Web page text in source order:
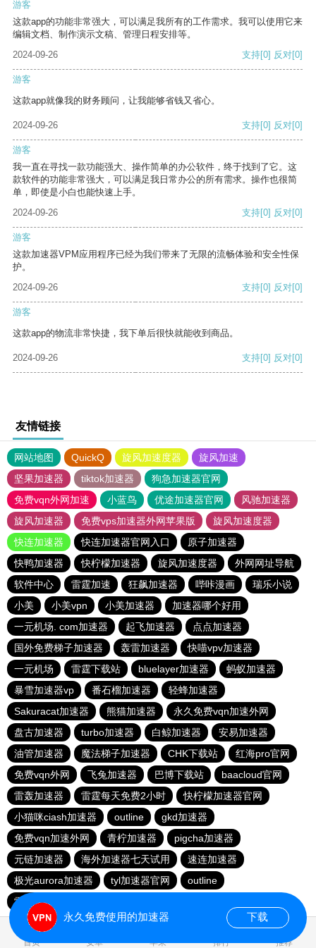
游客
这款app的功能非常强大，可以满足我所有的工作需求。我可以使用它来
编辑文档、制作演示文稿、管理日程安排等。
2024-09-26
支持[0] 反对[0]
游客
这款app就像我的财务顾问，让我能够省钱又省心。
2024-09-26 支持[0] 反对[0]
游客
我一直在寻找一款功能强大、操作简单的办公软件，终于找到了它。这
款软件的功能非常强大，可以满足我日常办公的所有需求。操作也很简
单，即使是小白也能快速上手。
2024-09-26
支持[0] 反对[0]
游客
这款加速器VPM应用程序已经为我们带来了无限的流畅体验和安全性保
护。
2024-09-26
支持[0] 反对[0]
游客
这款app的物流非常快捷，我下单后很快就能收到商品。
2024-09-26 支持[0] 反对[0]
友情链接
网站地图 QuickQ 旋风加速度器
旋风加速
坚果加速器
tiktok加速器
狗急加速器官网
免费vqn外网加速
小蓝鸟 优途加速器官网
风驰加速器
旋风加速器
免费vps加速器外网苹果版
旋风加速度器
快连加速器
快连加速器官网入口
原子加速器
快鸭加速器
快柠檬加速器 旋风加速度器
外网网址导航
软件中心
雷霆加速 狂飙加速器 哔咔漫画
瑞乐小说
小美
小美vpn 小美加速器
加速器哪个好用
一元机场. com加速器
起飞加速器
点点加速器
国外免费梯子加速器
轰雷加速器
快喵vpv加速器
一元机场
雷霆下载站 bluelayer加速器
蚂蚁加速器
暴雪加速器vp
番石榴加速器
轻蜂加速器
Sakuracat加速器
熊猫加速器
永久免费vqn加速外网
盘古加速器
turbo加速器 白鲸加速器
安易加速器
油管加速器
魔法梯子加速器 CHK下载站
红海pro官网
免费vqn外网
飞兔加速器 巴博下载站
baacloud官网
雷轰加速器
雷霆每天免费2小时
快柠檬加速器官网
小猫咪ciash加速器
outline
gkd加速器
免费vqn加速外网
青柠加速器
pigcha加速器
元链加速器
海外加速器七天试用
速连加速器
极光aurora加速器
tyl加速器官网
outline
雷霆加速免费永久
首页 安卓 苹果 排行 推荐
永久免费使用的加速器 下载
0.190083s